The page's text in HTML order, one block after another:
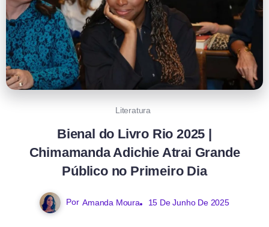
Literatura
Bienal do Livro Rio 2025 |
Chimamanda Adichie Atrai Grande
Público no Primeiro Dia
Por Amanda Moura 15 De Junho De 2025